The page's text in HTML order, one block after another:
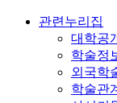
관련누리집
대학공
학술정
외국학
학술관